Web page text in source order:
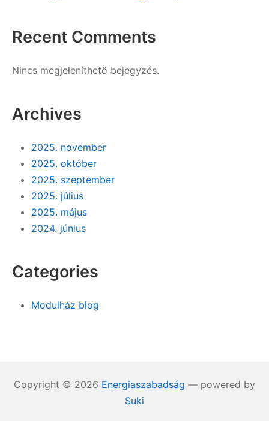
Recent Comments
Nincs megjeleníthető bejegyzés.
Archives
2025. november
2025. október
2025. szeptember
2025. július
2025. május
2024. június
Categories
Modulház blog
Copyright © 2026 Energiaszabadság — powered by
Suki